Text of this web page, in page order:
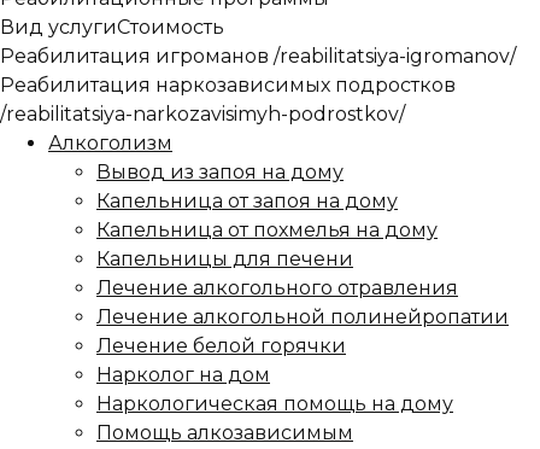
Вид услугиСтоимость
Реабилитация игроманов /reabilitatsiya-igromanov/
Реабилитация наркозависимых подростков
/reabilitatsiya-narkozavisimyh-podrostkov/
Алкоголизм
Вывод из запоя на дому
Капельница от запоя на дому
Капельница от похмелья на дому
Капельницы для печени
Лечение алкогольного отравления
Лечение алкогольной полинейропатии
Лечение белой горячки
Нарколог на дом
Наркологическая помощь на дому
Помощь алкозависимым